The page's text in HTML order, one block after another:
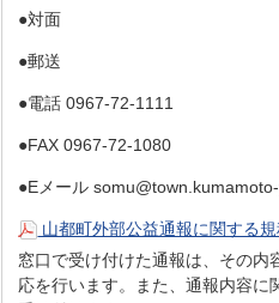
●対面
●郵送
●電話 0967-72-1111
●FAX 0967-72-1080
●Eメール
山都町外部公益通報に関する
窓口で受け付けた通報は、その内
応を行います。また、通報内容に